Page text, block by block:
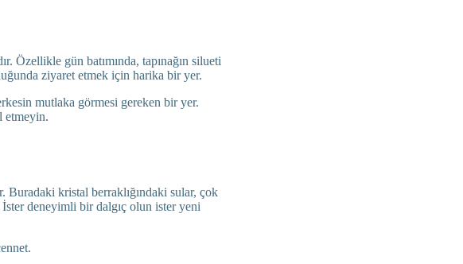
Özellikle gün batımında, tapınağın silueti
ziyaret etmek için harika bir yer.
mutlaka görmesi gereken bir yer.
etmeyin.
Buradaki kristal berraklığındaki sular, çok
deneyimli bir dalgıç olun ister yeni